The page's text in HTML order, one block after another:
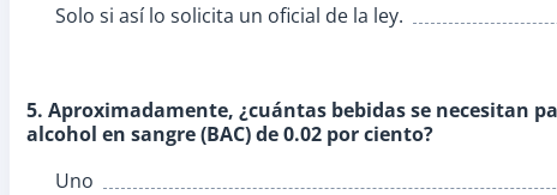
Solo si así lo solicita un oficial de la ley.
5. Aproximadamente, ¿cuántas bebidas se necesitan
alcohol en sangre (BAC) de 0.02 por ciento?
Uno